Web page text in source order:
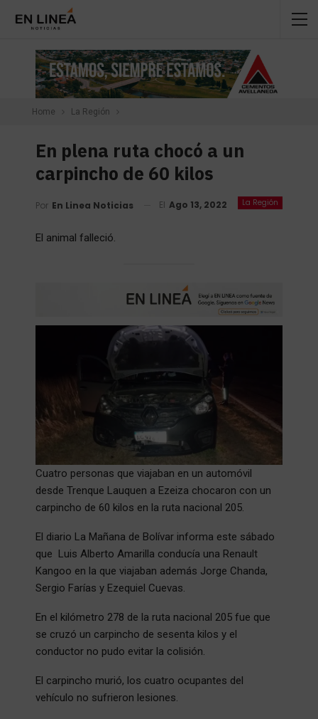
Home La Región
En plena ruta chocó a un
carpincho de 60 kilos
La Región
Por En Linea Noticias El Ago 13, 2022
El animal falleció.
Cuatro personas que viajaban en un automóvil
desde Trenque Lauquen a Ezeiza chocaron con un
carpincho de 60 kilos en la ruta nacional 205.
El diario La Mañana de Bolívar informa este sábado
que Luis Alberto Amarilla conducía una Renault
Kangoo en la que viajaban además Jorge Chanda,
Sergio Farías y Ezequiel Cuevas.
En el kilómetro 278 de la ruta nacional 205 fue que
se cruzó un carpincho de sesenta kilos y el
conductor no pudo evitar la colisión.
El carpincho murió, los cuatro ocupantes del
vehículo no sufrieron lesiones.